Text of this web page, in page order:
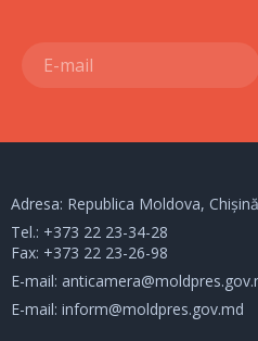
Adresa: Republica Moldova,
Tel.: +373 22 23-34-28
Fax: +373 22 23-26-98
E-mail:
E-mail: inform@moldpres.gov.md